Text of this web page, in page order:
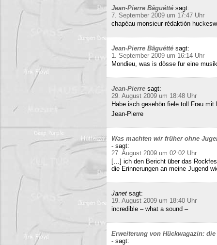
Jean-Pierre Bâguétté sagt:
7. September 2009 um 17:47 Uhr
chapéau monsieur rédaktión
Jean-Pierre Bâguétté sagt:
1. September 2009 um 16:14 Uhr
Mondieu, was is dösse fur eine
Jean-Pierre sagt:
29. August 2009 um 18:48 Uhr
Habe isch gesehön fiele toll Frau
Jean-Pierre
Was machten wir früher ohne
- sagt:
27. August 2009 um 02:02 Uhr
[…] ich den Bericht über das
die Erinnerungen an meine Jugend
Janet sagt:
19. August 2009 um 18:40 Uhr
incredible – what a sound –
Erweiterung von Hückwagazin:
- sagt: